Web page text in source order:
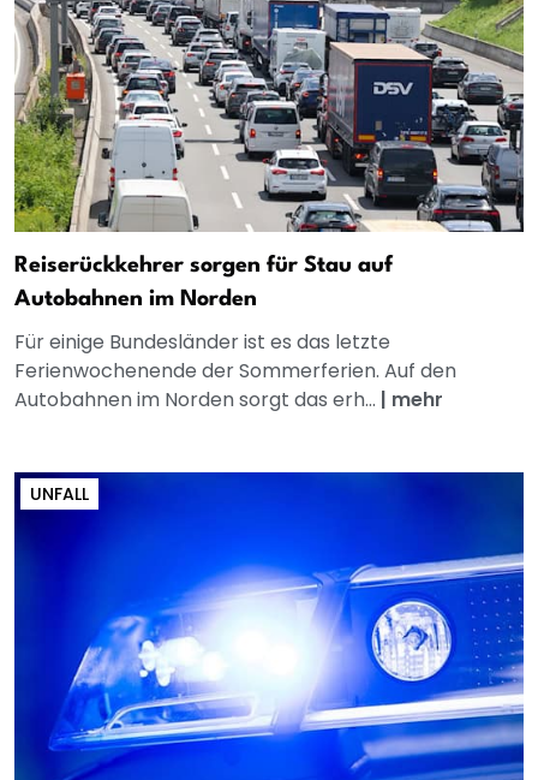
Reiserückkehrer sorgen für Stau auf
Autobahnen im Norden
Für einige Bundesländer ist es das letzte
Ferienwochenende der Sommerferien. Auf den
Autobahnen im Norden sorgt das erh... | mehr
UNFALL